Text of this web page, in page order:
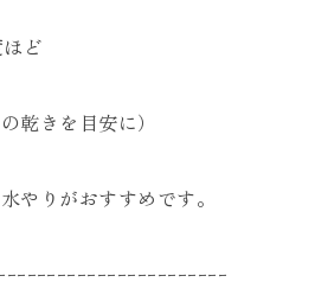
ど
乾きを目安に）
やりがおすすめです。
ｰｰｰｰｰｰｰｰｰｰｰｰｰｰｰｰｰｰｰｰｰ